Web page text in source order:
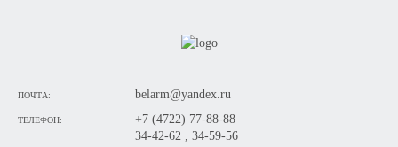
ПОЧТА: belarm@yandex.ru
ТЕЛЕФОН:
+7 (4722) 77-88-88
34-42-62 , 34-59-56